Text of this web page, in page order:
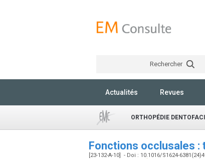
Rechercher
Actualités Revues
ORTHOPÉDIE
Fonctions occlusales :
[23-132-A-10] - Doi : 10.1016/S1624-